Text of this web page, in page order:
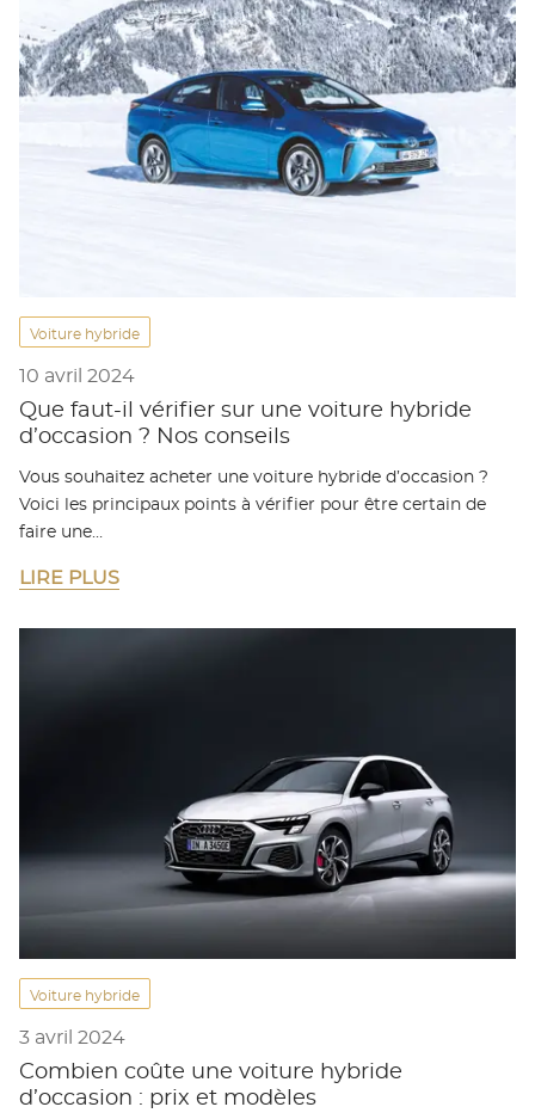
Voiture hybride
10 avril 2024
Que faut-il vérifier sur une voiture hybride
d’occasion ? Nos conseils
Vous souhaitez acheter une voiture hybride d’occasion ?
Voici les principaux points à vérifier pour être certain de
faire une…
LIRE PLUS
Voiture hybride
3 avril 2024
Combien coûte une voiture hybride
d’occasion : prix et modèles